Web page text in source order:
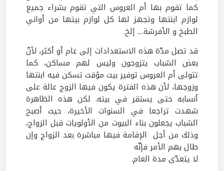
كما تقوم بها أم العروس التي تقوم بشراء جميع
لوازم ابنتها وتجهز لها كل لوازم بيتها من أواني
الطبخ و الأفرشة.... إلخ.
قد تصل مدّة هذه الاستعدادات إلى عام أو أكثر، لأنّ
بعض الشباب يتزوجون وليس لهم مساكن، كما
تتولى أم العروس توفير بيت مؤقت تسكن فيه ابنتها
وزوجها، لأن هذه الفترة يكون فيها الزوج عالة على
أنسابه حتى يستقر في بيته. لكن هذه الظاهرة
شهدت تراجعا في السنوات الأخيرة، حيث أصبح
الشباب يجعلون بناء البيوت من الأولويات قبل الزواج،
وذلك من أجل الإقامة فيها مباشرة بعد الزواج وإن
طال بهم الأمر فإنّه
لا يتعدّى مدة العام.